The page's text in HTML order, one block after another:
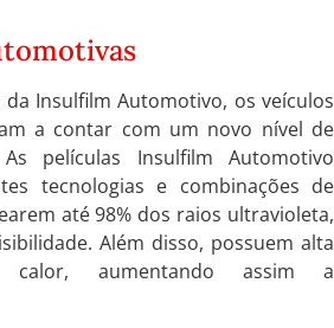
da Insulfilm Automotivo, os veículos
a contar com um novo nível de
películas Insulfilm Automotivo
tecnologias e combinações de
até 98% dos raios ultravioleta,
Além disso, possuem alta
calor, aumentando assim a